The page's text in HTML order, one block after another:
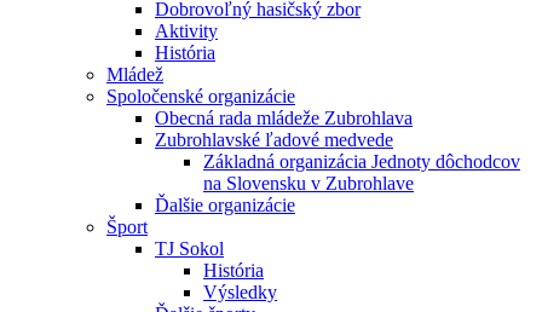
Dobrovoľný hasičský zbor
Aktivity
História
Mládež
Spoločenské organizácie
Obecná rada mládeže Zubrohlava
Zubrohlavské ľadové medvede
Základná organizácia Jednoty dôchodcov
na Slovensku v Zubrohlave
Ďalšie organizácie
Šport
TJ Sokol
História
Výsledky